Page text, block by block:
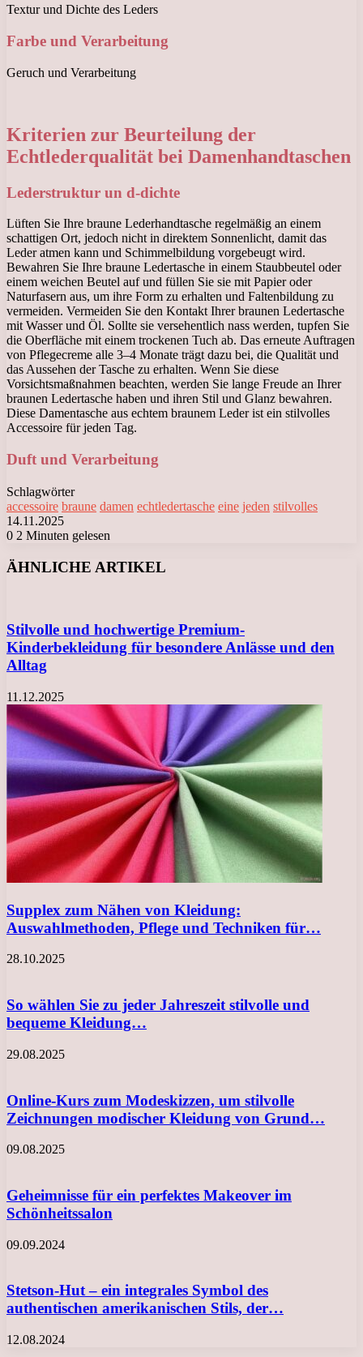
Textur und Dichte des Leders
Farbe und Verarbeitung
Geruch und Verarbeitung
Kriterien zur Beurteilung der
Echtlederqualität bei Damenhandtaschen
Lederstruktur un d-dichte
Lüften Sie Ihre braune Lederhandtasche regelmäßig an einem
schattigen Ort, jedoch nicht in direktem Sonnenlicht, damit das
Leder atmen kann und Schimmelbildung vorgebeugt wird.
Bewahren Sie Ihre braune Ledertasche in einem Staubbeutel oder
einem weichen Beutel auf und füllen Sie sie mit Papier oder
Naturfasern aus, um ihre Form zu erhalten und Faltenbildung zu
vermeiden. Vermeiden Sie den Kontakt Ihrer braunen Ledertasche
mit Wasser und Öl. Sollte sie versehentlich nass werden, tupfen Sie
die Oberfläche mit einem trockenen Tuch ab. Das erneute Auftragen
von Pflegecreme alle 3–4 Monate trägt dazu bei, die Qualität und
das Aussehen der Tasche zu erhalten. Wenn Sie diese
Vorsichtsmaßnahmen beachten, werden Sie lange Freude an Ihrer
braunen Ledertasche haben und ihren Stil und Glanz bewahren.
Diese Damentasche aus echtem braunem Leder ist ein stilvolles
Accessoire für jeden Tag.
Duft und Verarbeitung
Schlagwörter
accessoire braune damen echtledertasche eine jeden stilvolles
14.11.2025
0 2 Minuten gelesen
ÄHNLICHE ARTIKEL
Stilvolle und hochwertige Premium-
Kinderbekleidung für besondere Anlässe und den
Alltag
11.12.2025
Supplex zum Nähen von Kleidung:
Auswahlmethoden, Pflege und Techniken für…
28.10.2025
So wählen Sie zu jeder Jahreszeit stilvolle und
bequeme Kleidung…
29.08.2025
Online-Kurs zum Modeskizzen, um stilvolle
Zeichnungen modischer Kleidung von Grund…
09.08.2025
Geheimnisse für ein perfektes Makeover im
Schönheitssalon
09.09.2024
Stetson-Hut – ein integrales Symbol des
authentischen amerikanischen Stils, der…
12.08.2024